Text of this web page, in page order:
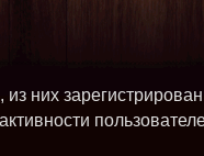
, из них